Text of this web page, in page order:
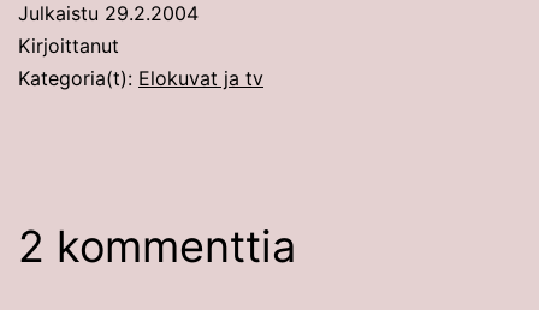
Julkaistu 29.2.2004
Kirjoittanut
Kategoria(t): Elokuvat ja tv
2 kommenttia